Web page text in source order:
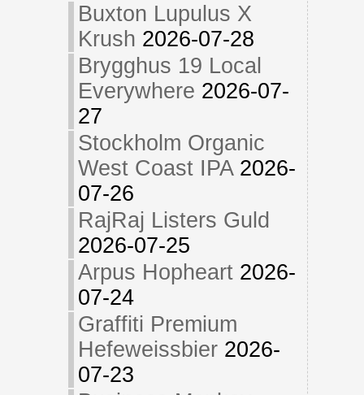
Buxton Lupulus X
Krush 2026-07-28
Brygghus 19 Local
Everywhere 2026-07-
27
Stockholm Organic
West Coast IPA 2026-
07-26
RajRaj Listers Guld
2026-07-25
Arpus Hopheart 2026-
07-24
Graffiti Premium
Hefeweissbier 2026-
07-23